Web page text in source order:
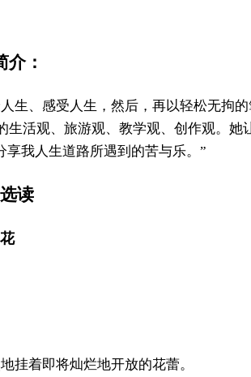
介：
生、感受人生，然后，再以轻松无拘
活观、旅游观、教学观、创作观。她
我人生道路所遇到的苦与乐。”
读
挂着即将灿烂地开放的花蕾。